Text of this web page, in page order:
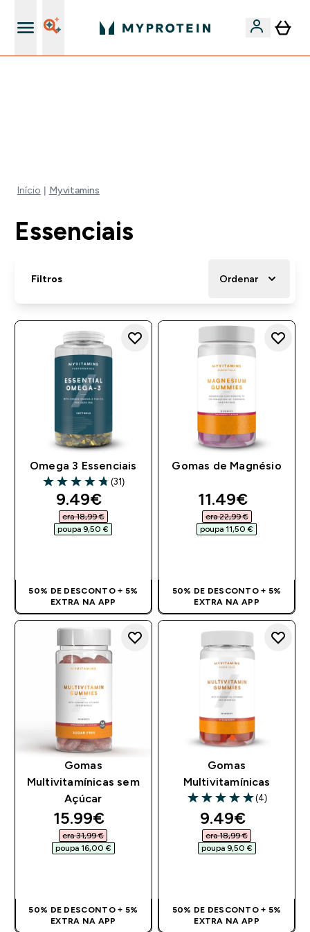
Início Myvitamins
Essenciais
Filtros Ordenar
Omega 3 Essenciais
4.77 out of 5 stars
(31)
discounted price
9.49€‎
era 18,99 €‎
poupa 9,50 €‎
50% DE DESCONTO + 5%
EXTRA NA APP
Gomas de Magnésio
discounted
11.49€‎
era 22,99 €‎
poupa 11,50 €‎
50% DE DESCONTO + 5%
EXTRA NA APP
Gomas
Multivitamínicas sem
Açúcar
discounted price
15.99€‎
era 31,99 €‎
poupa 16,00 €‎
50% DE DESCONTO + 5%
EXTRA NA APP
Gomas
Multivitamínicas
5 out of 5 stars
(4)
discounted
9.49€‎
era 18,99 €‎
poupa 9,50 €‎
50% DE DESCONTO + 5%
EXTRA NA APP